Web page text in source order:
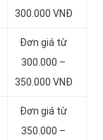
300.000 VNĐ
Đơn giá từ
300.000 –
350.000 VNĐ
Đơn giá từ
350.000 –